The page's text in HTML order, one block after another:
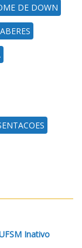
DE DOWN
Inativo